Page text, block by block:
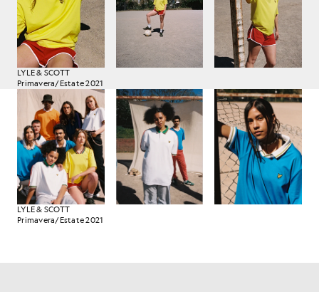
LYLE & SCOTT
Primavera/Estate 2021
LYLE & SCOTT
Primavera/Estate 2021